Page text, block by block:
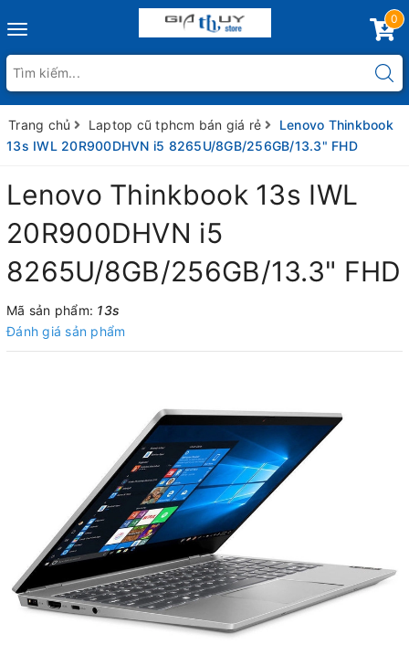
Toggle
0
Trang chủ Laptop cũ tphcm bán giá rẻ
Lenovo Thinkbook
13s IWL 20R900DHVN i5 8265U/8GB/256GB/13.3" FHD
Lenovo Thinkbook 13s IWL
20R900DHVN i5
8265U/8GB/256GB/13.3" FHD
Mã sản phẩm: 13s
Đánh giá sản phẩm